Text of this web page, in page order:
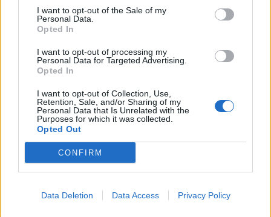
I want to opt-out of the Sale of my
Personal Data.
Opted In
I want to opt-out of processing my
Personal Data for Targeted Advertising.
Opted In
I want to opt-out of Collection, Use,
Retention, Sale, and/or Sharing of my
Personal Data that Is Unrelated with the
Purposes for which it was collected.
Opted Out
CONFIRM
Data Deletion Data Access Privacy Policy